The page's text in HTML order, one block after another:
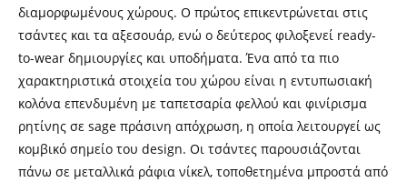
διαμορφωμένους χώρους. Ο πρώτος επικεντρώνεται στις
τσάντες και τα αξεσουάρ, ενώ ο δεύτερος φιλοξενεί ready-
to-wear δημιουργίες και υποδήματα. Ένα από τα πιο
χαρακτηριστικά στοιχεία του χώρου είναι η εντυπωσιακή
κολόνα επενδυμένη με ταπετσαρία φελλού και φινίρισμα
ρητίνης σε sage πράσινη απόχρωση, η οποία λειτουργεί ως
κομβικό σημείο του design. Οι τσάντες παρουσιάζονται
πάνω σε μεταλλικά ράφια νίκελ, τοποθετημένα μπροστά από